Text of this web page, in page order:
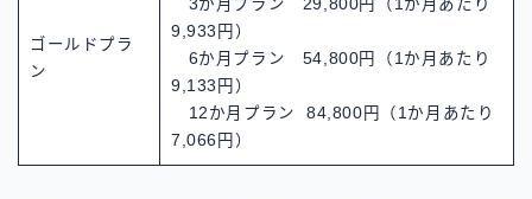
ゴールドプラ
ン
3か月プラン 29,800円（1か月あたり
9,933円）
6か月プラン 54,800円（1か月あたり
9,133円）
12か月プラン 84,800円（1か月あたり
7,066円）